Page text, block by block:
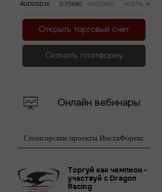
AUDUSD.fx 0.70680 +0.00360 +0.51%
Открыть торговый счет
Скачать платформу
Онлайн вебинары
Спонсорские проекты ИнстаФорекс
Торгуй как чемпион -
участвуй с Dragon
Racing